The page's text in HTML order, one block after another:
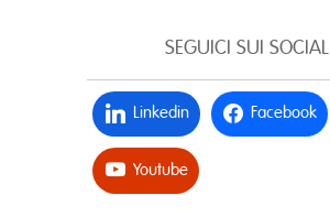
SEGUICI SUI SOCIAL
Linkedin Facebook
Youtube